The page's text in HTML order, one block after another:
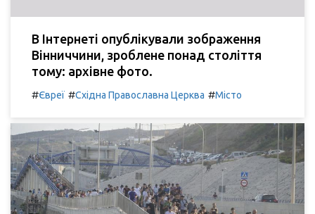
В Інтернеті опублікували зображення
Вінниччини, зроблене понад століття
тому: архівне фото.
#Євреї #Східна Православна Церква #Місто